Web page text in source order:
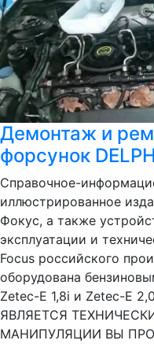
Демонтаж и
форсунок
Справочное-
иллюстрированное
Фокус, а также
эксплуатации и
Focus российского
оборудована
Zetec-E 1,8i и Zetec-E
ЯВЛЯЕТСЯ
МАНИПУЛЯЦИИ ВЫ